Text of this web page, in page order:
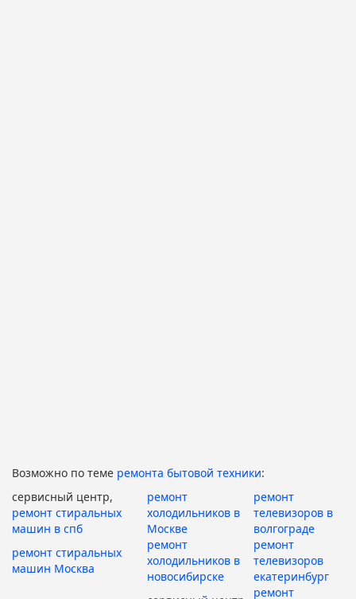
Возможно по теме ремонта бытовой техники:
сервисный центр,
ремонт стиральных
машин в спб
ремонт
холодильников в
Москве
ремонт
телевизоров в
волгограде
ремонт стиральных
машин Москва
ремонт
холодильников в
новосибирске
ремонт
телевизоров
екатеринбург
ремонт